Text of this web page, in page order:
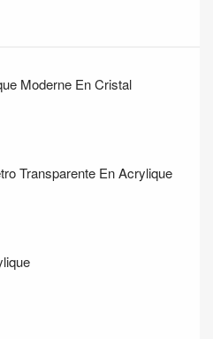
Moderne En Cristal
Transparente En Acrylique